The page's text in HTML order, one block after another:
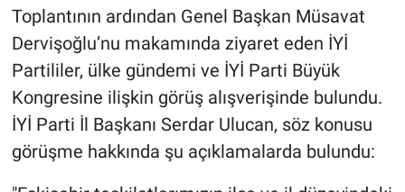
Toplantının ardından Genel Başkan Müsavat
Dervişoğlu’nu makamında ziyaret eden İYİ
Partililer, ülke gündemi ve İYİ Parti Büyük
Kongresine ilişkin görüş alışverişinde bulundu.
İYİ Parti İl Başkanı Serdar Ulucan, söz konusu
görüşme hakkında şu açıklamalarda bulundu: